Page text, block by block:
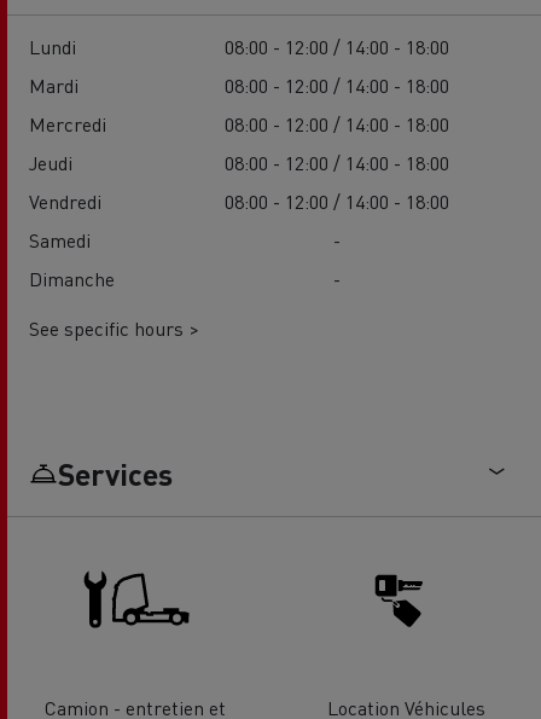
Lundi
08:00 - 12:00 / 14:00 - 18:00
Mardi
08:00 - 12:00 / 14:00 - 18:00
Mercredi
08:00 - 12:00 / 14:00 - 18:00
Jeudi
08:00 - 12:00 / 14:00 - 18:00
Vendredi
08:00 - 12:00 / 14:00 - 18:00
Samedi
-
Dimanche
-
See specific hours >
Services
Camion - entretien et
Location Véhicules